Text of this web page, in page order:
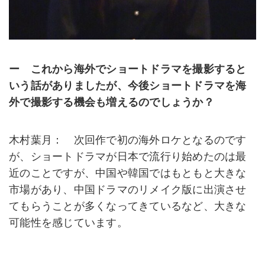
ー これから海外でショートドラマを撮影すると
いう話がありましたが、今後ショートドラマを海
外で撮影する機会も増えるのでしょうか？
木村葉月： 次回作で初の海外ロケとなるのです
が、ショートドラマが日本で流行り始めたのは最
近のことですが、中国や韓国ではもともと大きな
市場があり、中国ドラマのリメイク版に出演させ
てもらうことが多くなってきているなど、大きな
可能性を感じています。